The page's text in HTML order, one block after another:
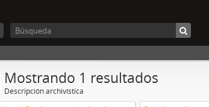
Mostrando 1 resultados
Descripción archivística